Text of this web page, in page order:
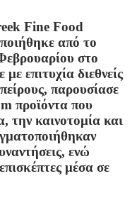
Fine Food
από το
στο
επιτυχία διεθνείς
παρουσίασε
προϊόντα που
την καινοτομία και
ενώ
μέσα σε